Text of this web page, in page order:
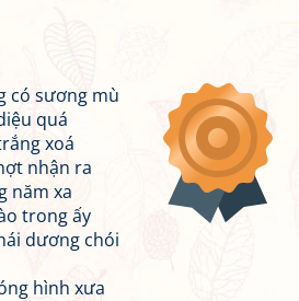
có sương mù
quá
xoá
nhận ra
năm xa
trong ấy
dương chói
hình xưa